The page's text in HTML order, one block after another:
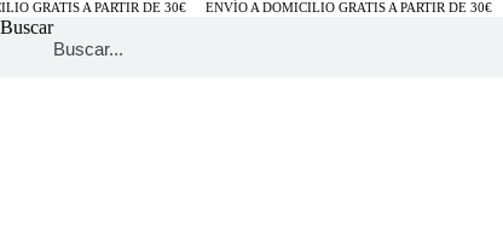
GRATIS A PARTIR DE 30€ ENVÍO A DOMICILIO GRATIS A PARTIR DE 30€
Buscar